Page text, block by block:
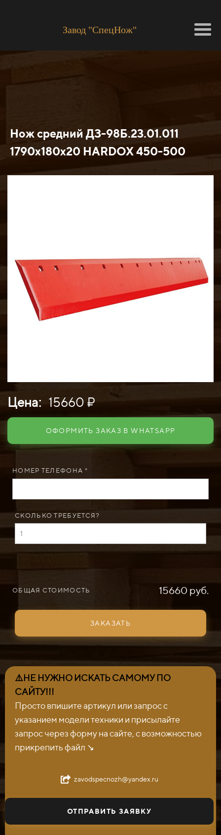
Завод "СпецНож"
Нож средний ДЗ-98Б.23.01.011
1790х180х20 HARDOX 450-500
Цена: 15660 ₽
ОФОРМИТЬ ЗАКАЗ В WHATSAPP
НОМЕР ТЕЛЕФОНА *
СКОЛЬКО ТРЕБУЕТСЯ?
ОБЩАЯ СТОИМОСТЬ 15660 руб.
ЗАКАЗАТЬ
⚠️НЕ НУЖНО ИСКАТЬ САМОМУ ПО
САЙТУ!!!
Просто впишите артикул или запрос с
указанием модели техники и присылайте
запрос через форму на сайте, с возможностью
прикрепить файл ↘️
zavodspecnozh@yandex.ru
ОТПРАВИТЬ ЗАЯВКУ